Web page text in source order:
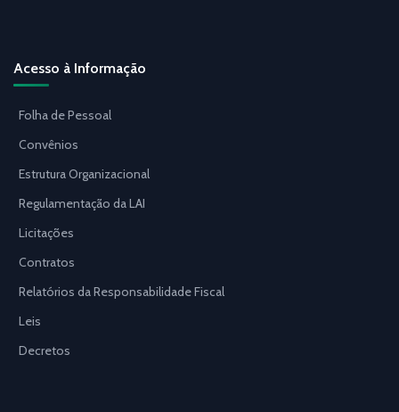
Acesso à Informação
Folha de Pessoal
Convênios
Estrutura Organizacional
Regulamentação da LAI
Licitações
Contratos
Relatórios da Responsabilidade Fiscal
Leis
Decretos